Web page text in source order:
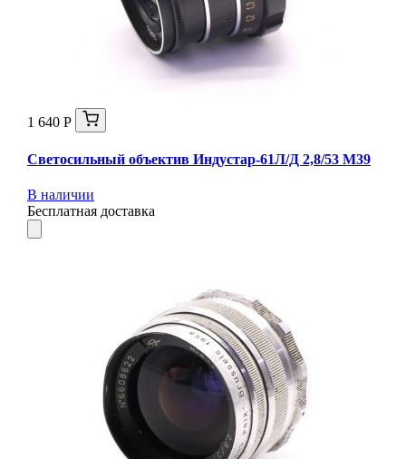
1 640 Р
Светосильный объектив Индустар-61Л/Д 2,8/53 М39
В наличии
Бесплатная доставка